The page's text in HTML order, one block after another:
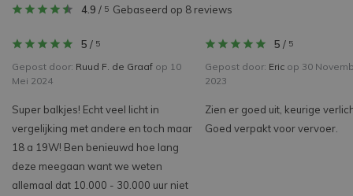
4.9 / 5 Gebaseerd op 8 reviews
5 / 5
Gepost door: Ruud F. de Graaf op 10
Mei 2024
Super balkjes! Echt veel licht in
vergelijking met andere en toch maar
18 a 19W! Ben benieuwd hoe lang
deze meegaan want we weten
allemaal dat 10.000 - 30.000 uur niet
5 / 5
Gepost door: Eric op 30
2023
Zien er goed uit, keurige
Goed verpakt voor vervoer.